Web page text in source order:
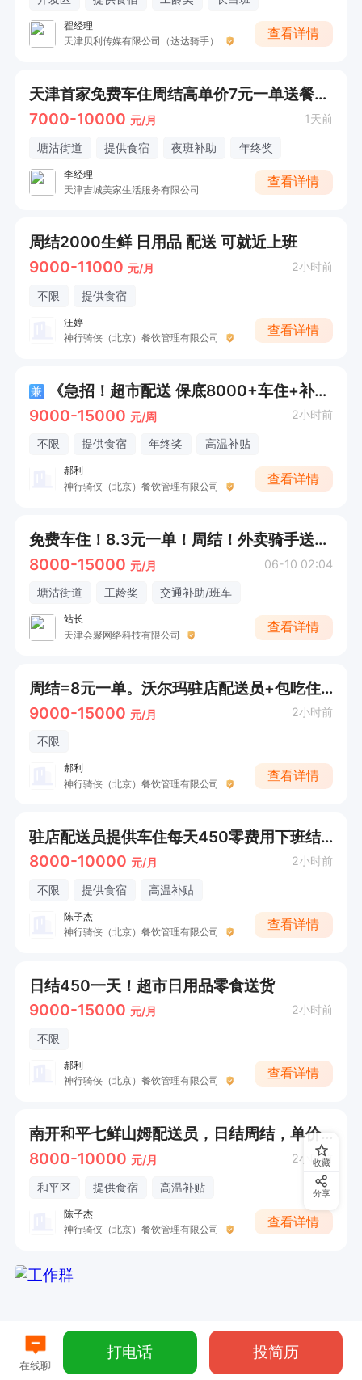
翟经理
天津贝利传媒有限公司（达达骑手）
查看详情
天津首家免费车住周结高单价7元一单送餐包车装备免费
7000-10000 元/月 1天前
塘沽街道 提供食宿 夜班补助 年终奖
李经理
天津吉城美家生活服务有限公司
查看详情
周结2000生鲜 日用品 配送 可就近上班
9000-11000 元/月 2小时前
不限 提供食宿
汪婷
神行骑侠（北京）餐饮管理有限公司
查看详情
兼
《急招！超市配送 保底8000+车住+补贴+合同》
9000-15000 元/周 2小时前
不限 提供食宿 年终奖 高温补贴
郝利
神行骑侠（北京）餐饮管理有限公司
查看详情
免费车住！8.3元一单！周结！外卖骑手送餐员 就近分配（美团直招）提供车辆 住宿装备
8000-15000 元/月 06-10 02:04
塘沽街道 工龄奖 交通补助/班车
站长
天津会聚网络科技有限公司
查看详情
周结=8元一单。沃尔玛驻店配送员+包吃住+提供车
9000-15000 元/月 2小时前
不限
郝利
神行骑侠（北京）餐饮管理有限公司
查看详情
驻店配送员提供车住每天450零费用下班结算
8000-10000 元/月 2小时前
不限 提供食宿 高温补贴
陈子杰
神行骑侠（北京）餐饮管理有限公司
查看详情
日结450一天！超市日用品零食送货
9000-15000 元/月 2小时前
不限
郝利
神行骑侠（北京）餐饮管理有限公司
查看详情
南开和平七鲜山姆配送员，日结周结，单价8元
8000-10000 元/月 2小时前
和平区 提供食宿 高温补贴
陈子杰
神行骑侠（北京）餐饮管理有限公司
查看详情
收藏
分享
在线聊
打电话 投简历